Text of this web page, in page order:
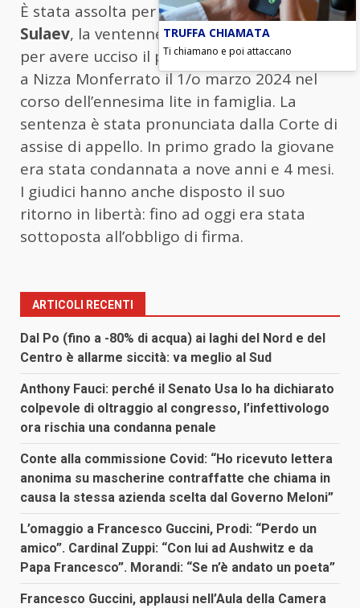
È stata assolta per legittima difesaMakka
Sulaev, la ventenne processata aTorino
per avere ucciso il padrecon due coltellate
a Nizza Monferrato il 1/o marzo 2024 nel
corso dell’ennesima lite in famiglia. La
sentenza è stata pronunciata dalla Corte di
assise di appello. In primo grado la giovane
era stata condannata a nove anni e 4 mesi.
I giudici hanno anche disposto il suo
ritorno in libertà: fino ad oggi era stata
sottoposta all’obbligo di firma.
ARTICOLI RECENTI
Dal Po (fino a -80% di acqua) ai laghi del Nord e del
Centro è allarme siccità: va meglio al Sud
Anthony Fauci: perché il Senato Usa lo ha dichiarato
colpevole di oltraggio al congresso, l’infettivologo
ora rischia una condanna penale
Conte alla commissione Covid: “Ho ricevuto lettera
anonima su mascherine contraffatte che chiama in
causa la stessa azienda scelta dal Governo Meloni”
L’omaggio a Francesco Guccini, Prodi: “Perdo un
amico”. Cardinal Zuppi: “Con lui ad Aushwitz e da
Papa Francesco”. Morandi: “Se n’è andato un poeta”
Francesco Guccini, applausi nell’Aula della Camera
TRUFFA CHIAMATA
Ti chiamano e poi attaccano